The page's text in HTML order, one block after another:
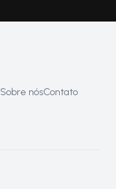
Sobre nósContato